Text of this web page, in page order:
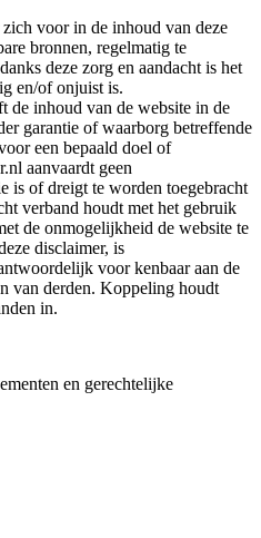
voor in de inhoud van deze
bronnen, regelmatig te
deze zorg en aandacht is het
en/of onjuist is.
de inhoud van de website in de
garantie of waarborg betreffende
een bepaald doel of
aanvaardt geen
is of dreigt te worden toegebracht
verband houdt met het gebruik
de onmogelijkheid de website te
disclaimer, is
voor kenbaar aan de
van derden. Koppeling houdt
in.
en gerechtelijke